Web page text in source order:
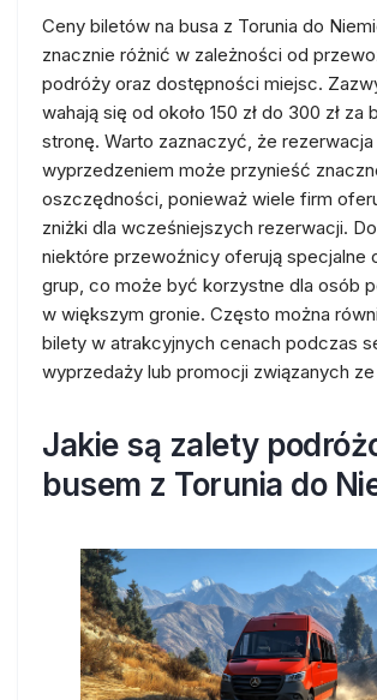
Ceny biletów na busa z Torunia do
znacznie różnić w zależności od
podróży oraz dostępności miejsc.
wahają się od około 150 zł do 300 zł za
stronę. Warto zaznaczyć, że
wyprzedzeniem może przynieść
oszczędności, ponieważ wiele firm
zniżki dla wcześniejszych rezerwacji.
niektóre przewoźnicy oferują specjalne
grup, co może być korzystne dla osób
w większym gronie. Często można
bilety w atrakcyjnych cenach podczas
wyprzedaży lub promocji związanych
Jakie są zalety
busem z Torunia do